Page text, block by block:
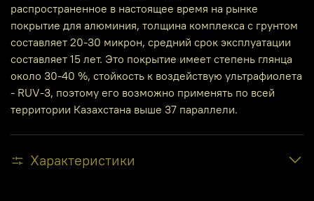
распространенное в настоящее время на рынке
покрытие для алюминия, толщина комплекса с грунтом
составляет 20-30 микрон, средний срок эксплуатации
составляет 15 лет. Это покрытие имеет степень глянца
около 30-40 %, стойкость к воздействую ультрафиолета
- RUV-3, поэтому его возможно применять по всей
территории Казахстана выше 37 параллели.
Характеристики